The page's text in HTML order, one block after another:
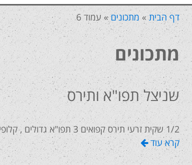
דף הבית» מתכונים» עמוד 6
מתכונים
שניצל תפו"א ותירס
1/2 שקית זרעי תירס קפואים 3 תפו"א גדולים , קלופים וחתוכים לקוביות גדולות 2 חלמונים 2 כוסות פרורי לחם לציפוי
קרא עוד